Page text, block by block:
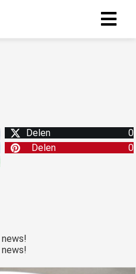
Delen
0
Delen
0